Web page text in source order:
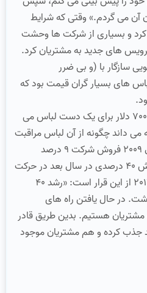
آن می گردم.» وقتی که شرایط
و بسیاری از شرکت ها وحشت
های جدید به مشتریان کرد.
سازگار با (و بی ضرر
های بسیار گران قیمت بود که
او اظهار می دارد: «افرادی که 7000 دلار برای یک دست لباس می
می داند چگونه از آن لباس مراقبت
کند!» نتیجه این شد که در سال 2009 فروش شرکت 9 درصد
افزایش داشت و به سوی افزایش 40 درصدی در سال بعد در حرکت
بود. پیش بینی آنها برای سال 2011 از این قرار است: «رشد 40
در حال یافتن راه های
مشتریان هستیم. بدین طریق قادر
جذب کرده و هم مشتریان موجود